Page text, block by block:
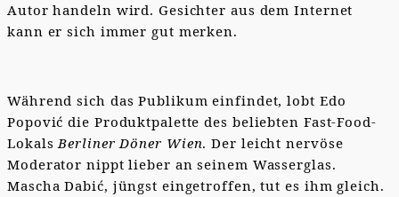
Autor handeln wird. Gesichter aus dem Internet
kann er sich immer gut merken.
Während sich das Publikum einfindet, lobt Edo
Popović die Produktpalette des beliebten Fast-Food-
LokalsBerliner Döner Wien. Der leicht nervöse
Moderator nippt lieber an seinem Wasserglas.
Mascha Dabić, jüngst eingetroffen, tut es ihm gleich.